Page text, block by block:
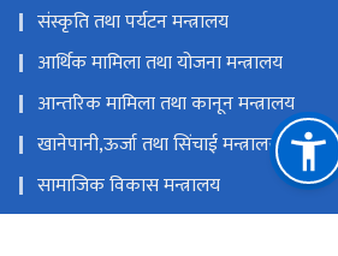
संस्कृति तथा पर्यटन मन्त्रालय
आर्थिक मामिला तथा योजना मन्त्रालय
आन्तरिक मामिला तथा कानून मन्त्रालय
खानेपानी,ऊर्जा तथा सिंचाई मन्त्रालय
सामाजिक विकास मन्त्रालय